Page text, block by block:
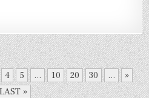
’
4 5 ... 10 20 30 ...
»
LAST »